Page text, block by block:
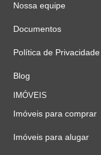
Nossa equipe
Documentos
Política de Privacidade
Blog
IMÓVEIS
Imóveis para comprar
Imóveis para alugar